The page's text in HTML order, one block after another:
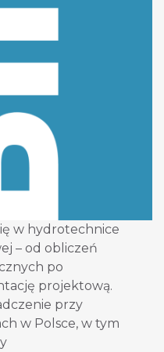
w hydrotechnice
– od obliczeń
po
projektową.
przy
w Polsce, w tym